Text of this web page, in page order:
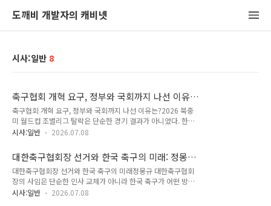
도깨비 개발자의 캐비넷
시사:일반 8
축구협회 개혁 요구, 정부와 국회까지 나선 이유
는? 월드컵 탈락이 남긴 행정개혁 숙제
축구협회 개혁 요구, 정부와 국회까지 나선 이유는?2026 북중
미 월드컵 조별리그 탈락은 단순한 경기 결과가 아니었다. 한국
축구 행정 전반에 대한 신뢰 문제로 번졌다.팬들은 전술 실패보
뀌지 않는 운영 구조를 더 크게 문제 삼고 있다.그 결과 축구협회
에 대한 비판은 경기장 밖으로 번졌고, 이제는 정부와 국회가 직
접 개혁 압박을 거는 상황까지 이어졌다.이 변화의 핵심은 성적
부진이 아니라, 성적 부진을 둘러싼 시스템의 한계가 동시에 드
러났다는 점이다.경기 결과보다 더 크게 남은 것은 행정 불신대
시사:일반 2026.07.08
대한축구협회장 선거와 한국 축구의 미래: 정몽규
시대 이후, 무엇이 바뀌어야 하나
대한축구협회장 선거와 한국 축구의 미래정몽규 대한축구협회
장의 사임은 단순한 인사 교체가 아니라 한국 축구가 어떤 방식
으로 다시 신뢰를 회복할지 묻는 출발점이 되었습니다.2026 북
시사:일반 2026.07.08